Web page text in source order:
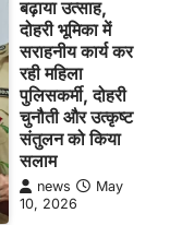
बढ़ाया उत्साह,
दोहरी भूमिका में
सराहनीय कार्य कर
रही महिला
पुलिसकर्मी, दोहरी
चुनौती और उत्कृष्ट
संतुलन को किया
सलाम
news
May
10, 2026